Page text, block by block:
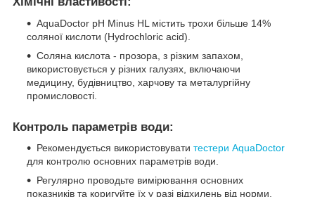
AquaDoctor pH Minus HL містить трохи більше 14%
соляної кислоти (Hydrochloric acid).
Соляна кислота - прозора, з різким запахом,
використовується у різних галузях, включаючи
медицину, будівництво, харчову та металургійну
промисловості.
Контроль параметрів води:
Рекомендується використовувати тестери AquaDoctor
для контролю основних параметрів води.
Регулярно проводьте вимірювання основних
показників та коригуйте їх у разі відхилень від норми.